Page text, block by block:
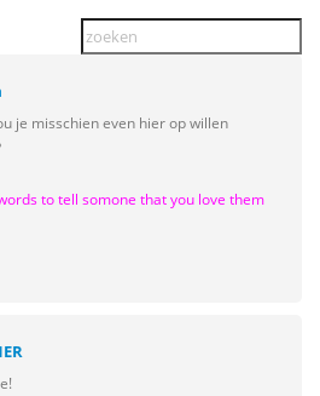
je misschien even hier op willen
to tell somone that you love them